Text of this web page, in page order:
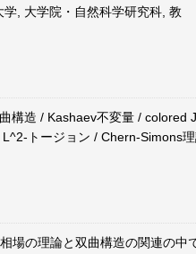
学, 大学院・自然科学研究科, 教
構造 / Kashaev不変量 / colored
トージョン / Chern-Simons
場の理論と双曲構造の関連の中